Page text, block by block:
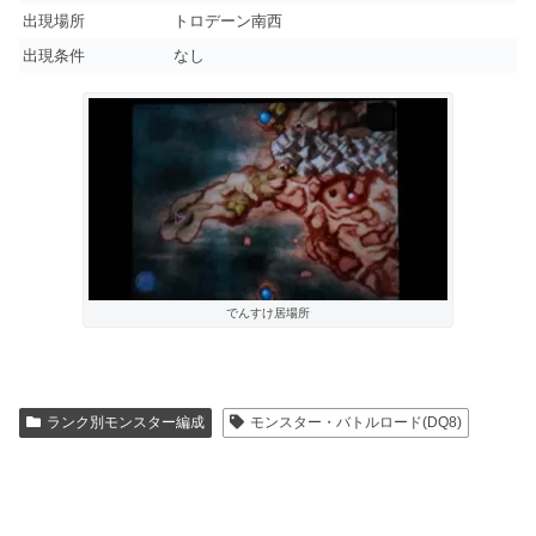
出現場所
トロデーン南西
出現条件
なし
でんすけ居場所
ランク別モンスター編成 モンスター・バトルロード(DQ8)